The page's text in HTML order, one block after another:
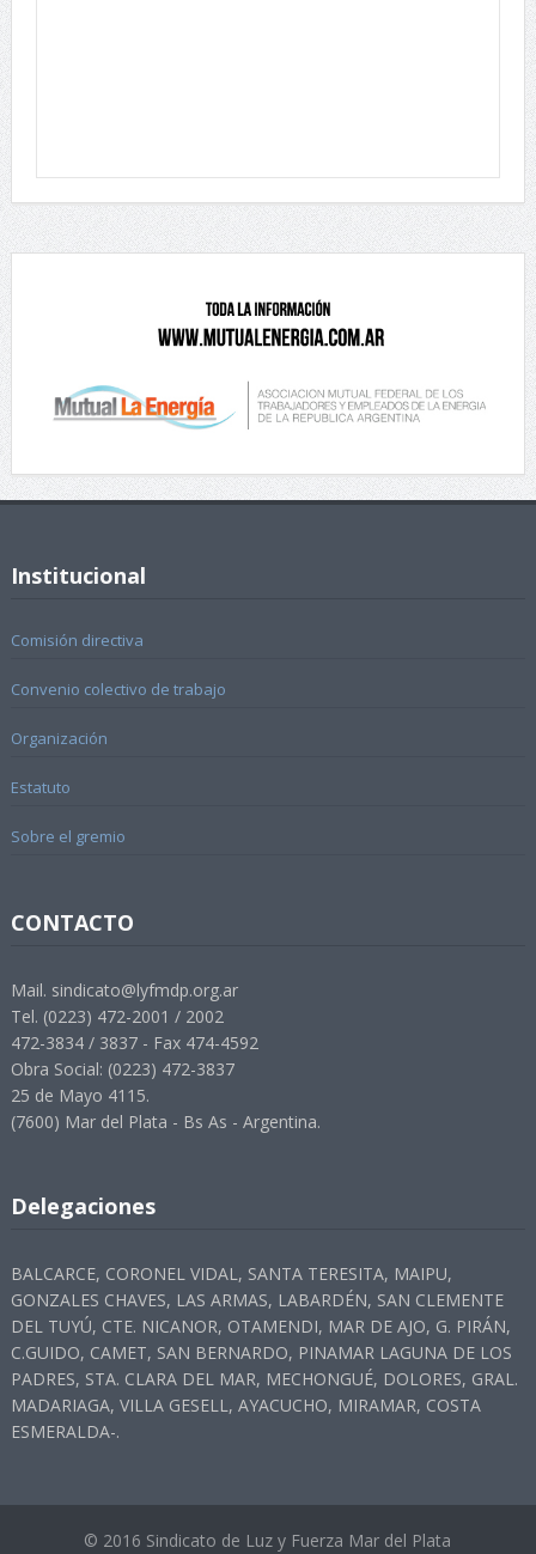
Institucional
Comisión directiva
Convenio colectivo de trabajo
Organización
Estatuto
Sobre el gremio
CONTACTO
Mail. sindicato@lyfmdp.org.ar
Tel. (0223) 472-2001 / 2002
472-3834 / 3837 - Fax 474-4592
Obra Social: (0223) 472-3837
25 de Mayo 4115.
(7600) Mar del Plata - Bs As - Argentina.
Delegaciones
BALCARCE, CORONEL VIDAL, SANTA TERESITA, MAIPU,
GONZALES CHAVES, LAS ARMAS, LABARDÉN, SAN CLEMENTE
DEL TUYÚ, CTE. NICANOR, OTAMENDI, MAR DE AJO, G. PIRÁN,
C.GUIDO, CAMET, SAN BERNARDO, PINAMAR LAGUNA DE LOS
PADRES, STA. CLARA DEL MAR, MECHONGUÉ, DOLORES, GRAL.
MADARIAGA, VILLA GESELL, AYACUCHO, MIRAMAR, COSTA
ESMERALDA-.
© 2016 Sindicato de Luz y Fuerza Mar del Plata